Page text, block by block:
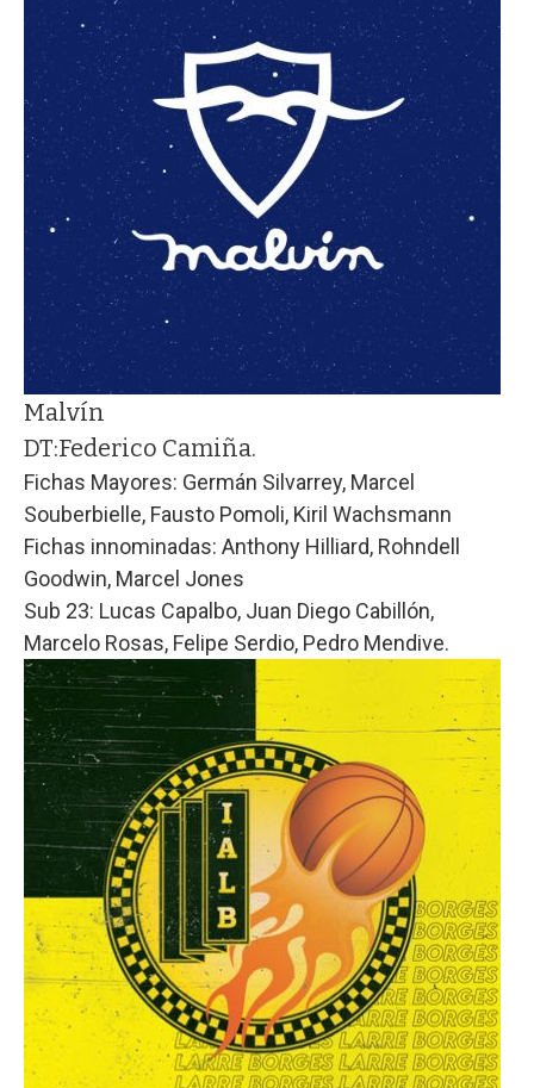
Malvín
DT:Federico Camiña.
Fichas Mayores: Germán Silvarrey, Marcel
Souberbielle, Fausto Pomoli, Kiril Wachsmann
Fichas innominadas: Anthony Hilliard, Rohndell
Goodwin, Marcel Jones
Sub 23: Lucas Capalbo, Juan Diego Cabillón,
Marcelo Rosas, Felipe Serdio, Pedro Mendive.